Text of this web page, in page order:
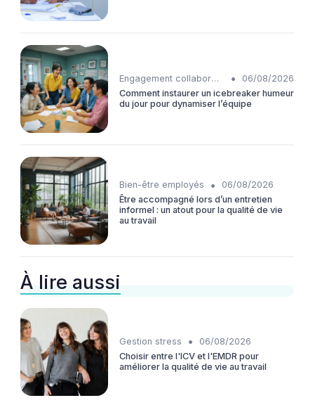
Engagement collaborateurs •
06/08/2026
Comment instaurer un icebreaker humeur
du jour pour dynamiser l’équipe
Bien-être employés •
06/08/2026
Être accompagné lors d’un entretien
informel : un atout pour la qualité de vie
au travail
À lire aussi
Gestion stress •
06/08/2026
Choisir entre l'ICV et l'EMDR pour
améliorer la qualité de vie au travail